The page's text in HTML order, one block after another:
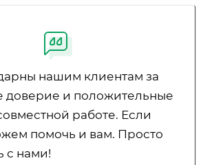
нашим клиентам за
доверие и положительные
работе. Если
помочь и вам. Просто
с нами!